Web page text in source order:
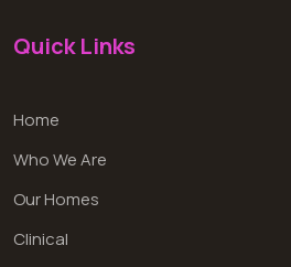
Quick Links
Home
Who We Are
Our Homes
Clinical